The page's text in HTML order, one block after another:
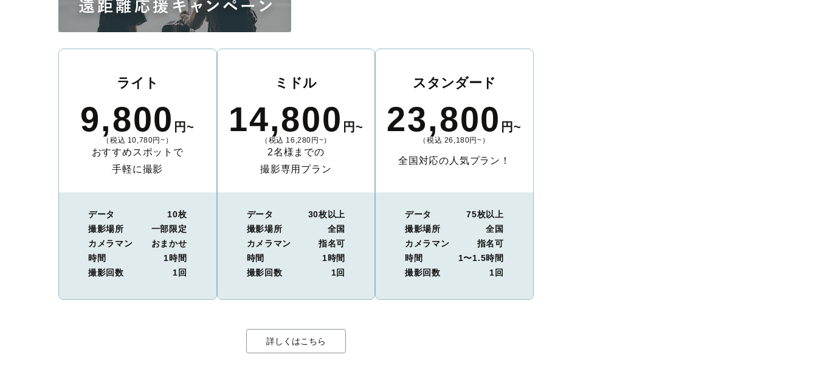
ライト
9,800 円~
（税込 10,780円~）
おすすめスポットで
手軽に撮影
データ
10枚
撮影場所
一部限定
カメラマン
おまかせ
時間
1時間
撮影回数
1回
ミドル
14,800 円~
（税込 16,280円~）
2名様までの
撮影専用プラン
データ
30枚以上
撮影場所
全国
カメラマン
指名可
時間
1時間
撮影回数
1回
スタンダード
23,800 円~
（税込 26,180円~）
全国対応の人気プラン！
データ
75枚以上
撮影場所
全国
カメラマン
指名可
時間
1〜1.5時間
撮影回数
1回
詳しくはこちら